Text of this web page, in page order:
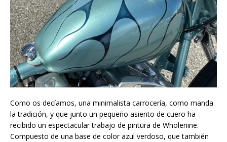
Como os decíamos, una minimalista carrocería, como manda
la tradición, y que junto un pequeño asiento de cuero ha
recibido un espectacular trabajo de pintura de Wholenine.
Compuesto de una base de color azul verdoso, que también